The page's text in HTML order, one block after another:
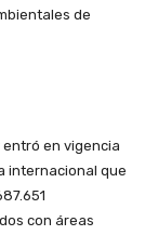
de
entró en vigencia
internacional que
con áreas